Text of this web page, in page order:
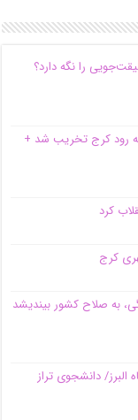
را نگه دارد؟
رود کرج تخریب شد +
به صلاح کشور بیندیشد
البرز/ دانشجوی تراز